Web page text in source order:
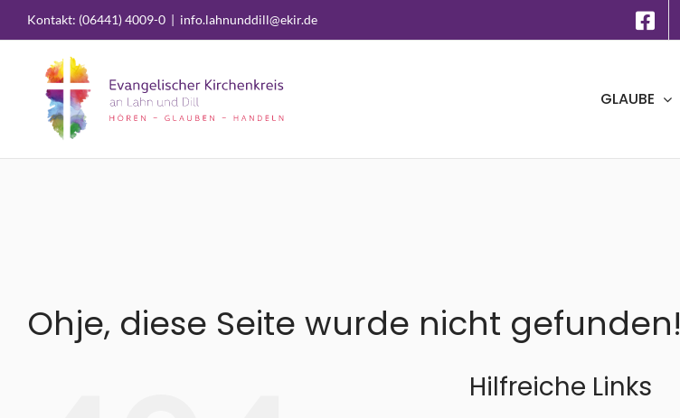
Kontakt: (06441) 4009-0 | info.lahnunddill@ekir.de
GLAUBE
Ohje, diese Seite wurde nicht gefunden!
Hilfreiche Links